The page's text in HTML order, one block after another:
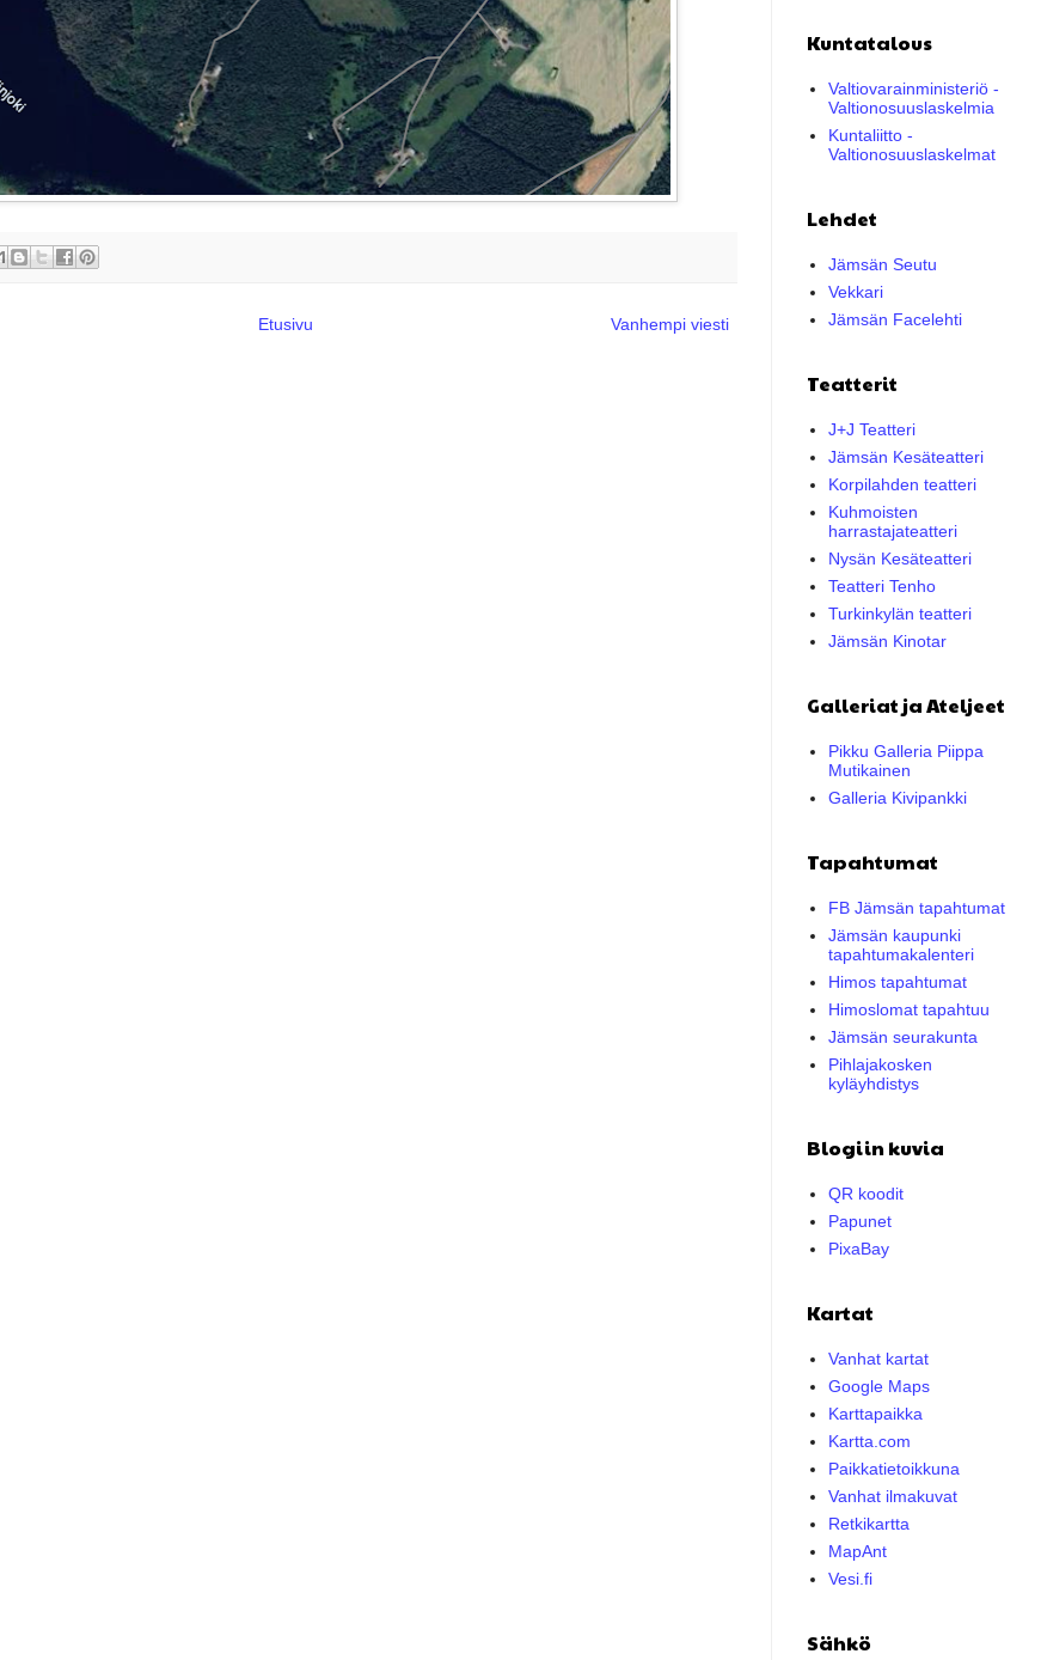
Vanhempi viesti
Etusivu
Kuntatalous
Valtiovarainministeriö -
Valtionosuuslaskelmia
Kuntaliitto -
Valtionosuuslaskelmat
Lehdet
Jämsän Seutu
Vekkari
Jämsän Facelehti
Teatterit
J+J Teatteri
Jämsän Kesäteatteri
Korpilahden teatteri
Kuhmoisten
harrastajateatteri
Nysän Kesäteatteri
Teatteri Tenho
Turkinkylän teatteri
Jämsän Kinotar
Galleriat ja Ateljeet
Pikku Galleria Piippa
Mutikainen
Galleria Kivipankki
Tapahtumat
FB Jämsän tapahtumat
Jämsän kaupunki
tapahtumakalenteri
Himos tapahtumat
Himoslomat tapahtuu
Jämsän seurakunta
Pihlajakosken
kyläyhdistys
Blogiin kuvia
QR koodit
Papunet
PixaBay
Kartat
Vanhat kartat
Google Maps
Karttapaikka
Kartta.com
Paikkatietoikkuna
Vanhat ilmakuvat
Retkikartta
MapAnt
Vesi.fi
Sähkö